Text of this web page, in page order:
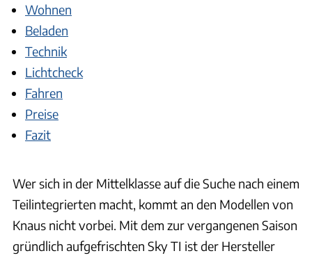
Wohnen
Beladen
Technik
Lichtcheck
Fahren
Preise
Fazit
Wer sich in der Mittelklasse auf die Suche nach einem
Teilintegrierten macht, kommt an den Modellen von
Knaus nicht vorbei. Mit dem zur vergangenen Saison
gründlich aufgefrischten Sky TI ist der Hersteller